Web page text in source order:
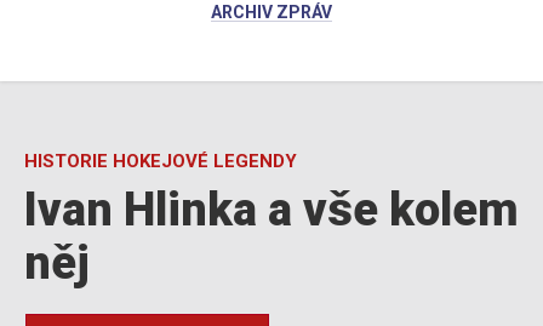
ARCHIV ZPRÁV
HISTORIE HOKEJOVÉ LEGENDY
Ivan Hlinka a vše kolem
něj